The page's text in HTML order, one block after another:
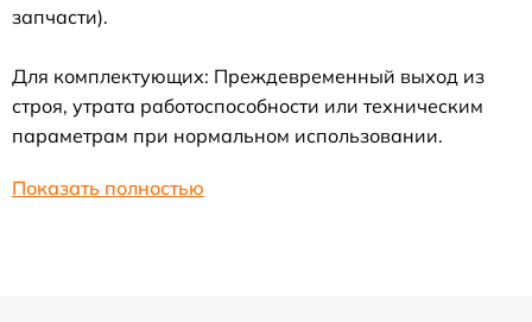
запчасти).
Для комплектующих: Преждевременный выход из
строя, утрата работоспособности или техническим
параметрам при нормальном использовании.
Показать полностью